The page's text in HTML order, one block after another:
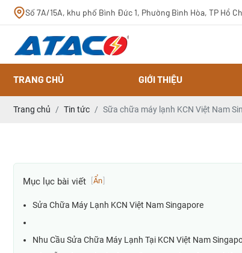
Số 7A/15A, khu phố Bình Đức 1, Phường Bình Hòa, TP Hồ
TRANG CHỦ GIỚI THIỆU
Trang chủ Tin tức Sữa chữa máy lạnh KCN Việt Nam
Mục lục bài viết Ẩn
Sửa Chữa Máy Lạnh KCN Việt Nam Singapore
Nhu Cầu Sửa Chữa Máy Lạnh Tại KCN Việt Nam